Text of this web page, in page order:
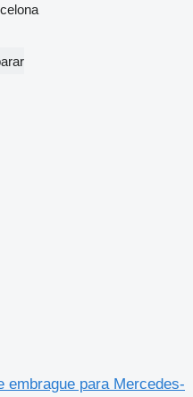
embrague para Mercedes-